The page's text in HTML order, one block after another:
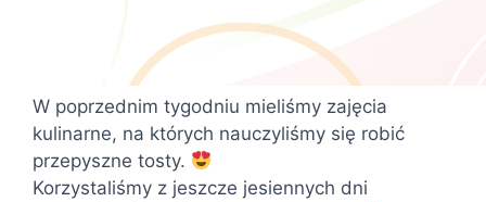
W poprzednim tygodniu mieliśmy zajęcia
kulinarne, na których nauczyliśmy się robić
przepyszne tosty.
Korzystaliśmy z jeszcze jesiennych dni